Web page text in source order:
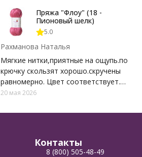
Пряжа "Флоу" (18 -
Пионовый шелк)
5.0
Рахманова Наталья
Мягкие нитки,приятные на ощупь.по
крючку скользят хорошо.скручены
равномерно. Цвет соответствует.
Спасибо
20 мая 2026
Контакты
8 (800) 505-48-49